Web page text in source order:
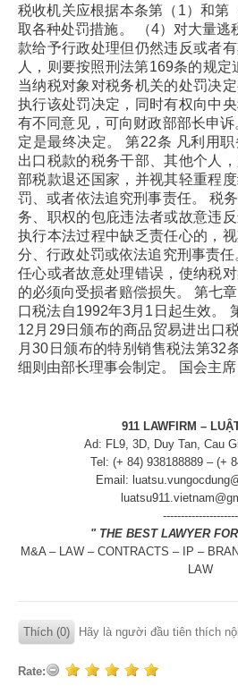
税收机关应根据本条第（1）和第
取各种处罚措施。
（4）对大量逃
款给予行政处理但仍然违反或者
人，则要按照刑法第169条的规
当纳税对象对税务机关的处罚决
执行该处罚决定，同时有权向中
有不同意见，可向财政部部长申诉
定是最终决定。第22条 凡利用
出口税款的税务干部、其他个人
部税款退还国家，并视其轻重程
罚、或者依法追究刑事责任。税
务、职权的包庇违法者或故意违
执行本法过程中缺乏责任心的，
分、行政处罚或依法追究刑事责任
任心或者故意处理错误，使纳税
的必须向受损者赔偿损失。 第七
口税法自1992年3月1日起生效。
12月29日颁布的商品贸易进出口
月30日颁布的特别销售税法第32
细则由部长理事会制定。
国会主席
911 LAWFIRM –
Ad: FL9, 3D, Duy Tan, Cau
Tel: (+ 84) 938188889 – (+
Email:
---------------------
" THE BEST LAWYER
M&A – LAW – CONTRACTS – IP –
LAW
Thích (0) Hãy là người đầu tiên thích
Rate: